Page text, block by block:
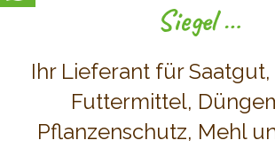
Öffnungszeiten
08:00 - 12:15
13:00 - 18:00
Uhr
Siegel …
Ihr Lieferant für
Futtermittel,
Pflanzenschutz, Mehl